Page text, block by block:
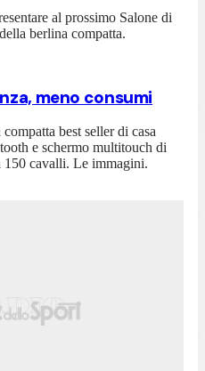
al prossimo Salone di
berlina compatta.
meno consumi
best seller di casa
e schermo multitouch di
150 cavalli. Le immagini.